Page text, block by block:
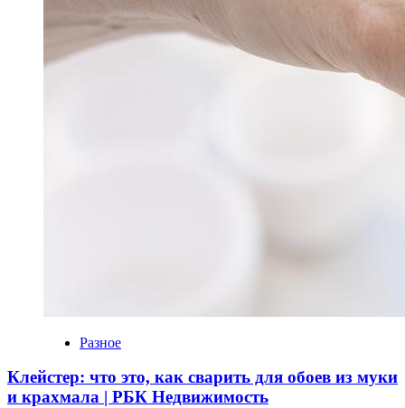
Разное
Клейстер: что это, как сварить для обоев из муки
и крахмала | РБК Недвижимость